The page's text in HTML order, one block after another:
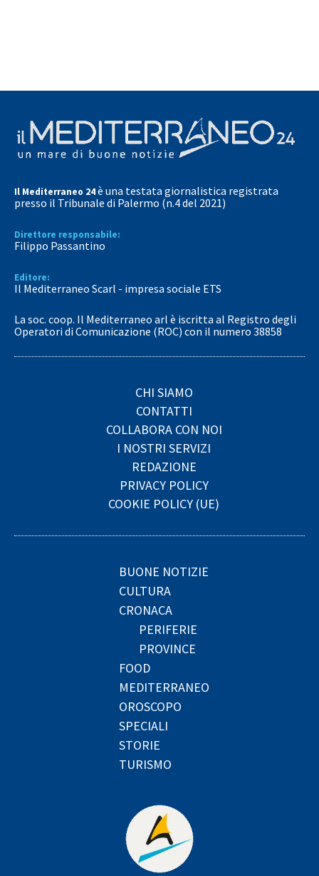
Il Mediterraneo 24è una testata giornalistica registrata
presso il Tribunale di Palermo (n.4 del 2021)
Direttore responsabile:
Filippo Passantino
Editore:
Il Mediterraneo Scarl - impresa sociale ETS
La soc. coop. Il Mediterraneo arl è iscritta al Registro degli
Operatori di Comunicazione (ROC) con il numero 38858
CHI SIAMO
CONTATTI
COLLABORA CON NOI
I NOSTRI SERVIZI
REDAZIONE
PRIVACY POLICY
COOKIE POLICY (UE)
BUONE NOTIZIE
CULTURA
CRONACA
PERIFERIE
PROVINCE
FOOD
MEDITERRANEO
OROSCOPO
SPECIALI
STORIE
TURISMO